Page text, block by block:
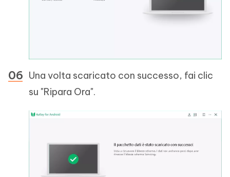
Una volta scaricato con successo, fai clic
su "Ripara Ora".